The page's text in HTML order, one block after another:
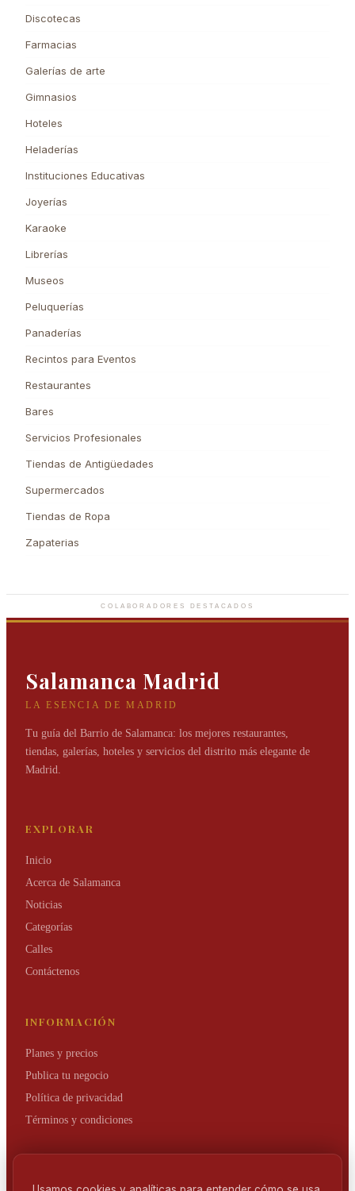
Discotecas
Farmacias
Galerías de arte
Gimnasios
Hoteles
Heladerías
Instituciones Educativas
Joyerías
Karaoke
Librerías
Museos
Peluquerías
Panaderías
Recintos para Eventos
Restaurantes
Bares
Servicios Profesionales
Tiendas de Antigüedades
Supermercados
Tiendas de Ropa
Zapaterias
Joyas de elegancia infinita que marcan el tiempo.
COLABORADORES DESTACADOS
Salamanca Madrid
LA ESENCIA DE MADRID
Tu guía del Barrio de Salamanca: los mejores restaurantes,
tiendas, galerías, hoteles y servicios del distrito más elegante de
Madrid.
EXPLORAR
Inicio
Acerca de Salamanca
Noticias
Categorías
Calles
Contáctenos
INFORMACIÓN
Planes y precios
Publica tu negocio
Política de privacidad
Términos y condiciones